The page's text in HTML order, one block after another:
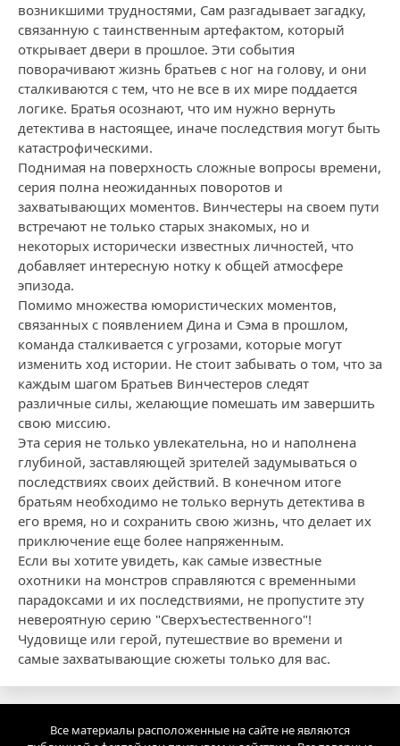
возникшими трудностями, Сам разгадывает загадку,
связанную с таинственным артефактом, который
открывает двери в прошлое. Эти события
поворачивают жизнь братьев с ног на голову, и они
сталкиваются с тем, что не все в их мире поддается
логике. Братья осознают, что им нужно вернуть
детектива в настоящее, иначе последствия могут быть
катастрофическими.
Поднимая на поверхность сложные вопросы времени,
серия полна неожиданных поворотов и
захватывающих моментов. Винчестеры на своем пути
встречают не только старых знакомых, но и
некоторых исторически известных личностей, что
добавляет интересную нотку к общей атмосфере
эпизода.
Помимо множества юмористических моментов,
связанных с появлением Дина и Сэма в прошлом,
команда сталкивается с угрозами, которые могут
изменить ход истории. Не стоит забывать о том, что за
каждым шагом Братьев Винчестеров следят
различные силы, желающие помешать им завершить
свою миссию.
Эта серия не только увлекательна, но и наполнена
глубиной, заставляющей зрителей задумываться о
последствиях своих действий. В конечном итоге
братьям необходимо не только вернуть детектива в
его время, но и сохранить свою жизнь, что делает их
приключение еще более напряженным.
Если вы хотите увидеть, как самые известные
охотники на монстров справляются с временными
парадоксами и их последствиями, не пропустите эту
невероятную серию "Сверхъестественного"!
Чудовище или герой, путешествие во времени и
самые захватывающие сюжеты только для вас.
Все материалы расположенные на сайте не являются